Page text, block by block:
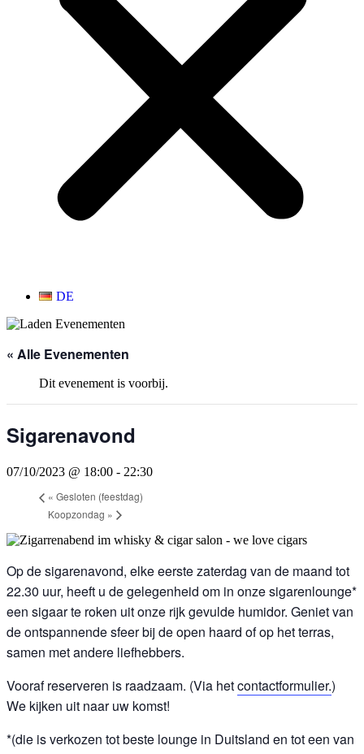
DE
« Alle Evenementen
Dit evenement is voorbij.
Sigarenavond
07/10/2023 @ 18:00 - 22:30
« Gesloten (feestdag)
Koopzondag »
Op de sigarenavond, elke eerste zaterdag van de maand tot
22.30 uur, heeft u de gelegenheid om in onze sigarenlounge*
een sigaar te roken uit onze rijk gevulde humidor. Geniet van
de ontspannende sfeer bij de open haard of op het terras,
samen met andere liefhebbers.
Vooraf reserveren is raadzaam. (Via hetcontactformulier.)
We kijken uit naar uw komst!
*(die is verkozen tot beste lounge in Duitsland en tot een van